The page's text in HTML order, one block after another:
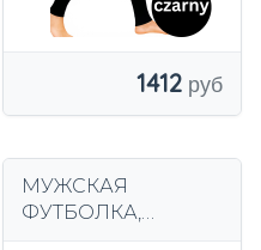
1412
МУЖСКАЯ
ФУТБОЛКА,